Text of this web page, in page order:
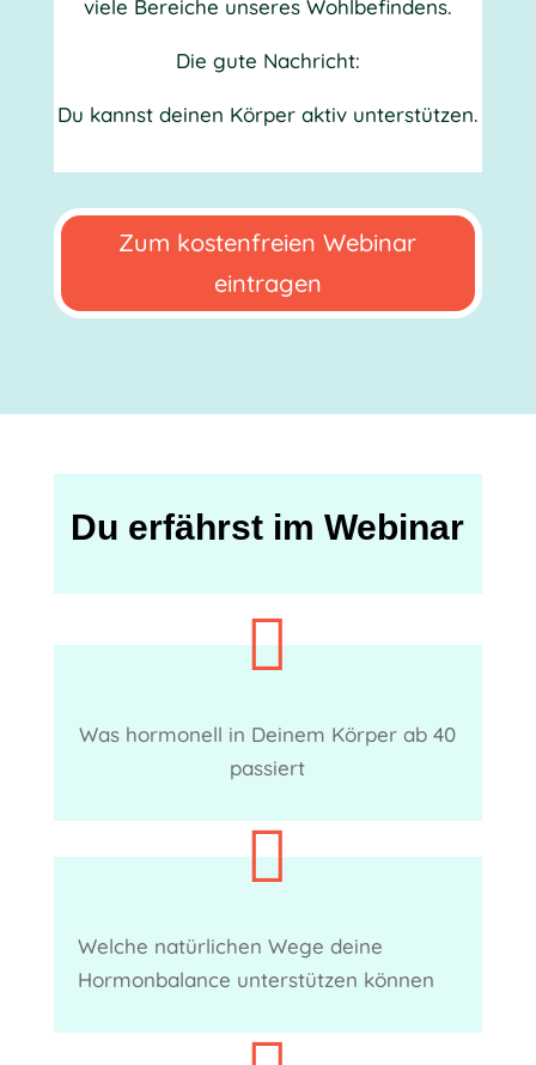
viele Bereiche unseres Wohlbefindens.
Die gute Nachricht:
Du kannst deinen Körper aktiv unterstützen.
Zum kostenfreien Webinar
eintragen
Du erfährst im Webinar

Was hormonell in Deinem Körper ab 40
passiert

Welche natürlichen Wege deine
Hormonbalance unterstützen können